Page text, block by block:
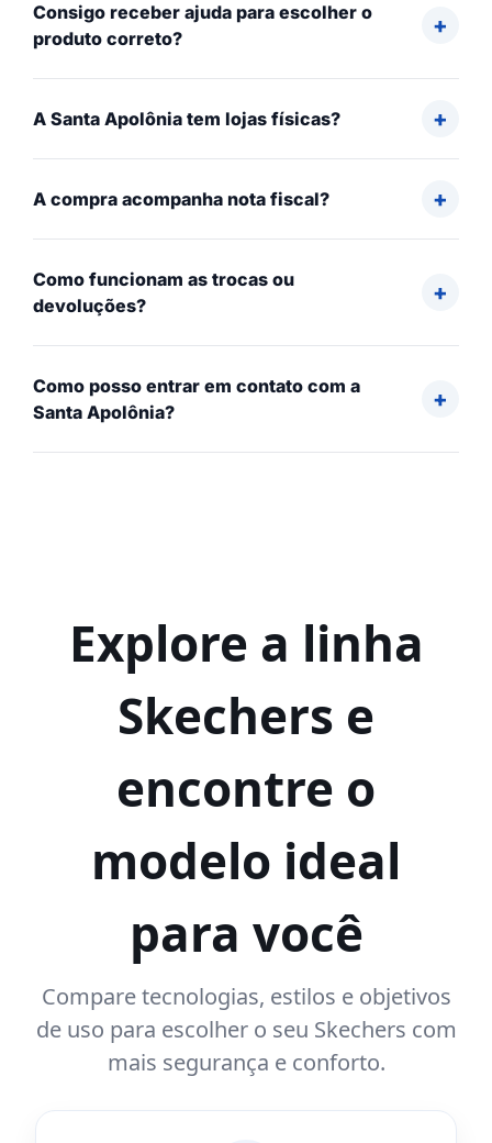
Consigo receber ajuda para escolher o
produto correto?
A Santa Apolônia tem lojas físicas?
A compra acompanha nota fiscal?
Como funcionam as trocas ou
devoluções?
Como posso entrar em contato com a
Santa Apolônia?
Explore a linha
Skechers e
encontre o
modelo ideal
para você
Compare tecnologias, estilos e objetivos
de uso para escolher o seu Skechers com
mais segurança e conforto.